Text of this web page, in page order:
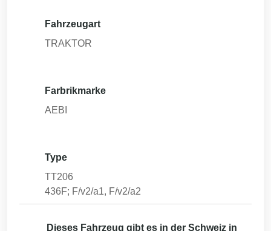
Fahrzeugart
TRAKTOR
Farbrikmarke
AEBI
Type
TT206
436F; F/v2/a1, F/v2/a2
Dieses Fahrzeug gibt es in der Schweiz in